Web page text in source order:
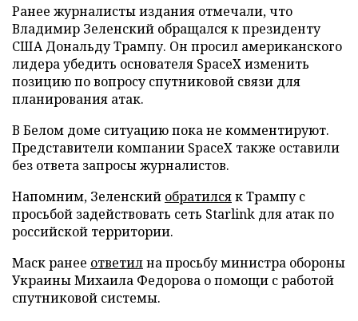
Ранее журналисты издания отмечали, что
Владимир Зеленский обращался к президенту
США Дональду Трампу. Он просил американского
лидера убедить основателя SpaceX изменить
позицию по вопросу спутниковой связи для
планирования атак.
В Белом доме ситуацию пока не комментируют.
Представители компании SpaceX также оставили
без ответа запросы журналистов.
Напомним, Зеленский обратилсяк Трампу с
просьбой задействовать сеть Starlink для атак по
российской территории.
Маск ранее ответилна просьбу министра обороны
Украины Михаила Федорова о помощи с работой
спутниковой системы.